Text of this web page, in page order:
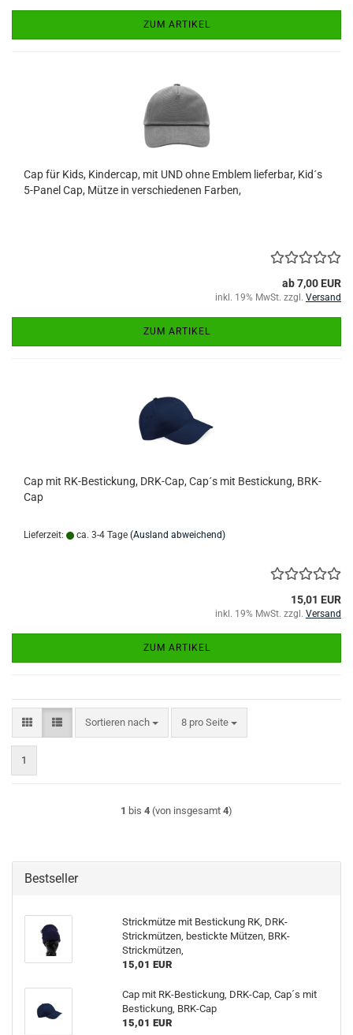
ZUM ARTIKEL
Cap für Kids, Kindercap, mit UND ohne Emblem lieferbar, Kid´s
5-Panel Cap, Mütze in verschiedenen Farben,
ab 7,00 EUR
inkl. 19% MwSt. zzgl. Versand
ZUM ARTIKEL
Cap mit RK-Bestickung, DRK-Cap, Cap´s mit Bestickung, BRK-
Cap
Lieferzeit: ca. 3-4 Tage (Ausland abweichend)
15,01 EUR
inkl. 19% MwSt. zzgl. Versand
ZUM ARTIKEL
Sortieren nach
Sortieren nach 8 pro Seite
pro Seite
1
1 bis 4 (von insgesamt 4)
Bestseller
Strickmütze mit Bestickung RK, DRK-
Strickmützen, bestickte Mützen, BRK-
Strickmützen,
15,01 EUR
Cap mit RK-Bestickung, DRK-Cap, Cap´s mit
Bestickung, BRK-Cap
15,01 EUR